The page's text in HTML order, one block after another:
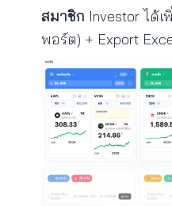
สมาชิก Investor ได้
พอร์ต) + Export